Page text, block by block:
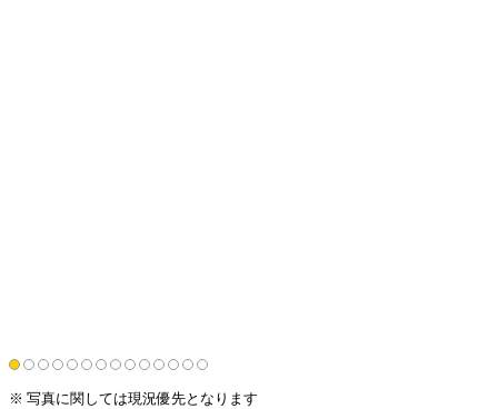
※ 写真に関しては現況優先となります